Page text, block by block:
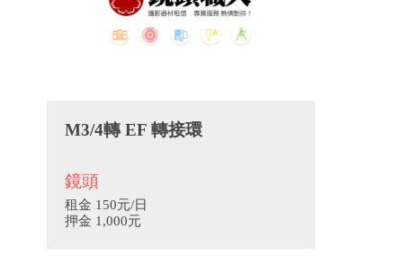
M3/4轉 EF 轉接環
鏡頭
租金 150元/日
押金 1,000元